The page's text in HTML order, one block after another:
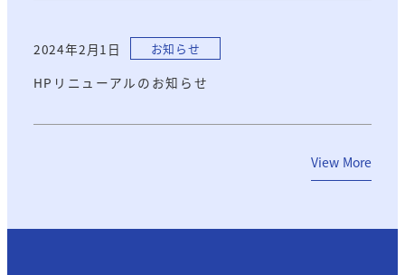
HPリニューアルのお知らせ
2024年2月1日 お知らせ
View More